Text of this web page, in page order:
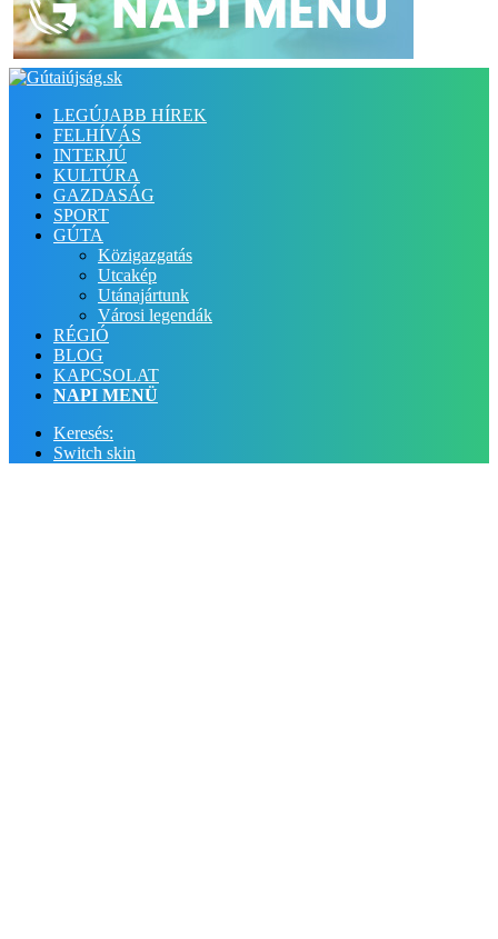
LEGÚJABB HÍREK
FELHÍVÁS
INTERJÚ
KULTÚRA
GAZDASÁG
SPORT
GÚTA
Közigazgatás
Utcakép
Utánajártunk
Városi legendák
RÉGIÓ
BLOG
KAPCSOLAT
NAPI MENÜ
Keresés:
Switch skin